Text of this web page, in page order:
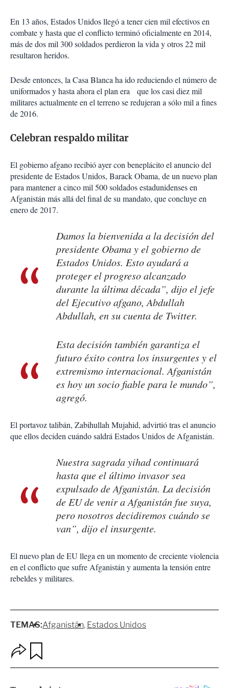
En 13 años, Estados Unidos llegó a tener cien mil efectivos en
combate y hasta que el conflicto terminó oficialmente en 2014,
más de dos mil 300 soldados perdieron la vida y otros 22 mil
resultaron heridos.
Desde entonces, la Casa Blanca ha ido reduciendo el número de
uniformados y hasta ahora el plan era que los casi diez mil
militares actualmente en el terreno se redujeran a sólo mil a fines
de 2016.
Celebran respaldo militar
El gobierno afgano recibió ayer con beneplácito el anuncio del
presidente de Estados Unidos, Barack Obama, de un nuevo plan
para mantener a cinco mil 500 soldados estadunidenses en
Afganistán más allá del final de su mandato, que concluye en
enero de 2017.
Damos la bienvenida a la decisión del
presidente Obama y el gobierno de
Estados Unidos. Esto ayudará a
proteger el progreso alcanzado
durante la última década”, dijo el jefe
del Ejecutivo afgano, Abdullah
Abdullah, en su cuenta de Twitter.
Esta decisión también garantiza el
futuro éxito contra los insurgentes y el
extremismo internacional. Afganistán
es hoy un socio fiable para le mundo”,
agregó.
El portavoz talibán, Zabihullah Mujahid, advirtió tras el anuncio
que ellos deciden cuándo saldrá Estados Unidos de Afganistán.
Nuestra sagrada yihad continuará
hasta que el último invasor sea
expulsado de Afganistán. La decisión
de EU de venir a Afganistán fue suya,
pero nosotros decidiremos cuándo se
van”, dijo el insurgente.
El nuevo plan de EU llega en un momento de creciente violencia
en el conflicto que sufre Afganistán y aumenta la tensión entre
rebeldes y militares.
TEMAS:Afganistán Estados Unidos
p